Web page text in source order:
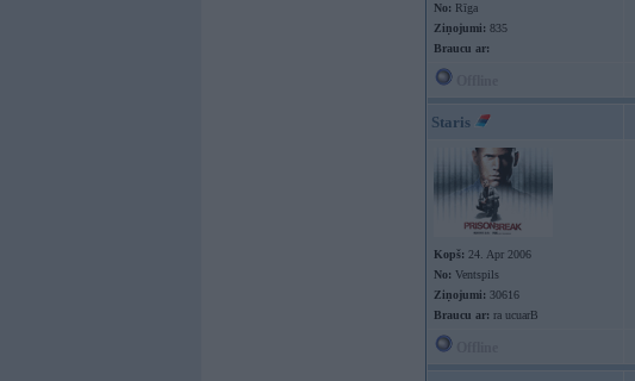
No: Rīga
Ziņojumi: 835
Braucu ar:
Staris
Kopš: 24. Apr 2006
No: Ventspils
Ziņojumi: 30616
Braucu ar: ra ucuarB